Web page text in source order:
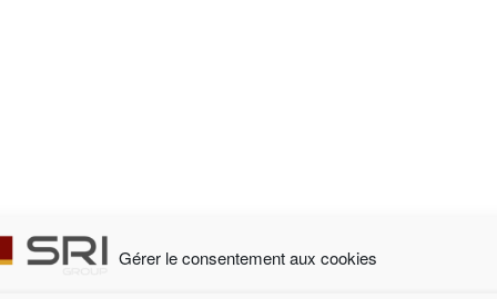
Gérer le consentement aux cookies